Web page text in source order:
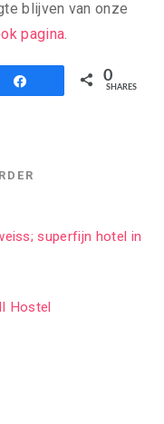
blijven van onze
pagina.
0
SHARES
superfijn hotel in
Hostel